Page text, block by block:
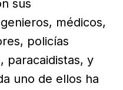
sus
médicos,
policías
paracaidistas, y
uno de ellos ha